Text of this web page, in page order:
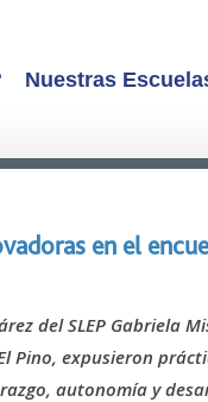
Nuestras
en el
del SLEP Gabriela
Pino, expusieron
autonomía y